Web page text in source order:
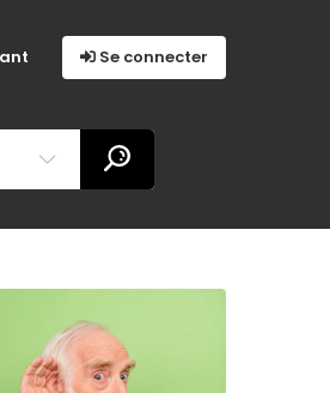
Se connecter